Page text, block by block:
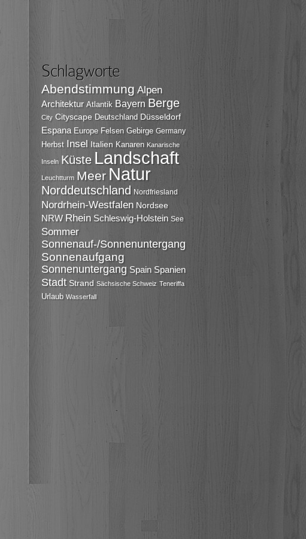
Schlagworte
Abendstimmung Alpen
Architektur Atlantik Bayern Berge
City Cityscape Deutschland Düsseldorf
Espana Europe Felsen Gebirge Germany
Herbst Insel Italien Kanaren Kanarische
Inseln Küste Landschaft
Leuchtturm Meer Natur
Norddeutschland Nordfriesland
Nordrhein-Westfalen Nordsee
NRW Rhein Schleswig-Holstein See
Sommer
Sonnenauf-/Sonnenuntergang
Sonnenaufgang
Sonnenuntergang Spain Spanien
Stadt Strand Sächsische Schweiz Teneriffa
Urlaub Wasserfall